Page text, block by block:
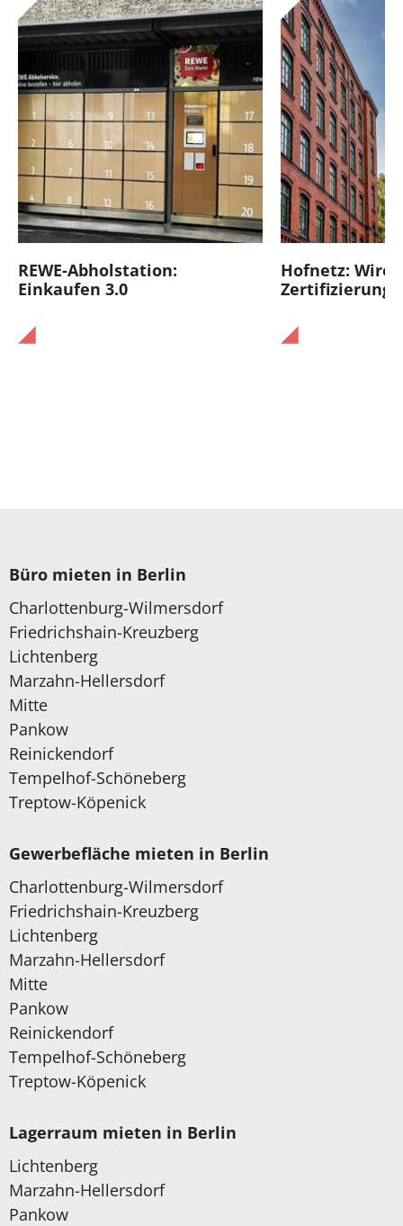
REWE-Abholstation:
Einkaufen 3.0
Hofnetz:
Büro mieten in Berlin
Charlottenburg-Wilmersdorf
Friedrichshain-Kreuzberg
Lichtenberg
Marzahn-Hellersdorf
Mitte
Pankow
Reinickendorf
Tempelhof-Schöneberg
Treptow-Köpenick
Gewerbefläche mieten in Berlin
Charlottenburg-Wilmersdorf
Friedrichshain-Kreuzberg
Lichtenberg
Marzahn-Hellersdorf
Mitte
Pankow
Reinickendorf
Tempelhof-Schöneberg
Treptow-Köpenick
Lagerraum mieten in Berlin
Lichtenberg
Marzahn-Hellersdorf
Pankow